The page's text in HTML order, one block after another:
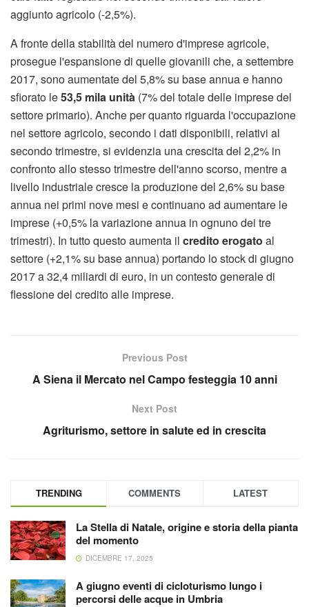
aggiunto agricolo (-2,5%).
A fronte della stabilità del numero d'imprese agricole,
prosegue l'espansione di quelle giovanili che, a settembre
2017, sono aumentate del 5,8% su base annua e hanno
sfiorato le53,5 mila unità (7% del totale delle imprese del
settore primario). Anche per quanto riguarda l'occupazione
nel settore agricolo, secondo i dati disponibili, relativi al
secondo trimestre, si evidenzia una crescita del 2,2% in
confronto allo stesso trimestre dell'anno scorso, mentre a
livello industriale cresce la produzione del 2,6% su base
annua nei primi nove mesi e continuano ad aumentare le
imprese (+0,5% la variazione annua in ognuno dei tre
trimestri). In tutto questo aumenta il credito erogato al
settore (+2,1% su base annua) portando lo stock di giugno
2017 a 32,4 miliardi di euro, in un contesto generale di
flessione del credito alle imprese.
Previous Post
A Siena il Mercato nel Campo festeggia 10 anni
Next Post
Agriturismo, settore in salute ed in crescita
TRENDING COMMENTS LATEST
La Stella di Natale, origine e storia della pianta
del momento
DICEMBRE 17, 2025
A giugno eventi di cicloturismo lungo i
percorsi delle acque in Umbria